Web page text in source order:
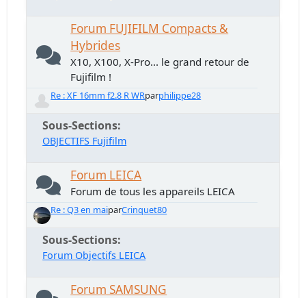
Forum FUJIFILM Compacts &
Hybrides
X10, X100, X-Pro... le grand retour de
Fujifilm !
Re : XF 16mm f2.8 R WRparphilippe28
Sous-Sections
OBJECTIFS Fujifilm
Forum LEICA
Forum de tous les appareils LEICA
Re : Q3 en maiparCrinquet80
Sous-Sections
Forum Objectifs LEICA
Forum SAMSUNG